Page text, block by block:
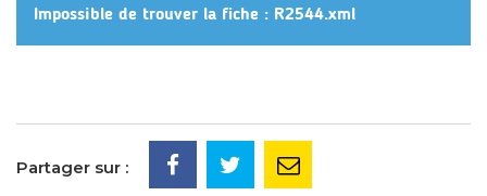
Impossible de trouver la fiche : R2544.xml
Partager sur :